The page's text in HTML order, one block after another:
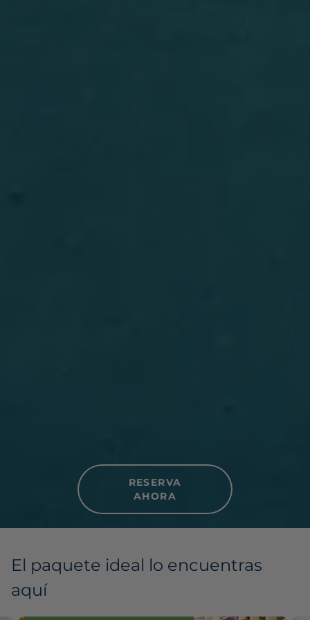
RESERVA
AHORA
El paquete ideal lo encuentras
aquí